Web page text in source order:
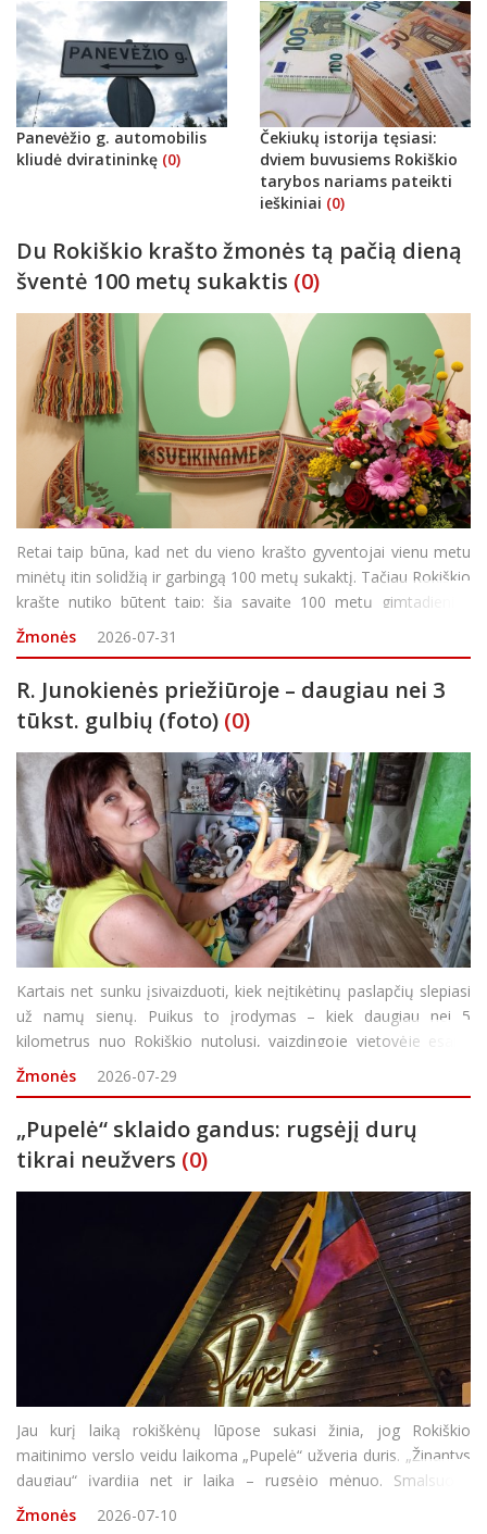
Panevėžio g. automobilis
kliudė dviratininkę (0)
Čekiukų istorija tęsiasi:
dviem buvusiems Rokiškio
tarybos nariams pateikti
ieškiniai (0)
Du Rokiškio krašto žmonės tą pačią dieną
šventė 100 metų sukaktis (0)
Retai taip būna, kad net du vieno krašto gyventojai vienu metu
minėtų itin solidžią ir garbingą 100 metų sukaktį. Tačiau Rokiškio
krašte nutiko būtent taip: šią savaitę 100 metų gimtadienius
šventė Anelė Ona Marcinkevičienė ir Albinas Kazulėnas. Pastarąjį
roki&sca
Žmonės 2026-07-31
R. Junokienės priežiūroje – daugiau nei 3
tūkst. gulbių (foto) (0)
Kartais net sunku įsivaizduoti, kiek neįtikėtinų paslapčių slepiasi
už namų sienų. Puikus to įrodymas – kiek daugiau nei 5
kilometrus nuo Rokiškio nutolusi, vaizdingoje vietovėje esanti
nedidukė Rasos Junokienės ir jos vyro sodyba, kurioje glaudžiasi
net 3 tūkst. 22 gulbės. Visgi pa&sca
Žmonės 2026-07-29
„Pupelė“ sklaido gandus: rugsėjį durų
tikrai neužvers (0)
Jau kurį laiką rokiškėnų lūpose sukasi žinia, jog Rokiškio
maitinimo verslo veidu laikoma „Pupelė“ užveria duris. „Žinantys
daugiau“ įvardija net ir laiką – rugsėjo mėnuo. Smalsuolių
skambučių, norinčių sužinoti ar ši informacija – teisinga, s
Žmonės 2026-07-10